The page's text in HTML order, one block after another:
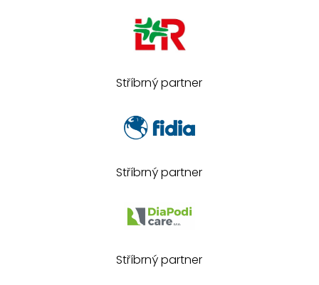
Stříbrný partner
Stříbrný partner
Stříbrný partner